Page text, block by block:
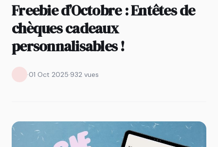
Freebie d’Octobre : Entêtes de
chèques cadeaux
personnalisables !
·01 Oct 2025·932 vues